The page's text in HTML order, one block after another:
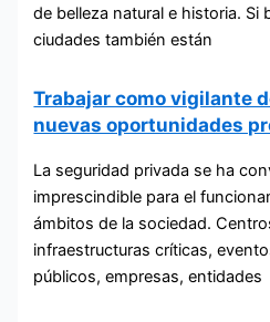
de belleza natural e historia. Si
ciudades también están
Trabajar como vigilante
nuevas oportunidades
La seguridad privada se ha
imprescindible para el
ámbitos de la sociedad.
infraestructuras críticas,
públicos, empresas, entidades